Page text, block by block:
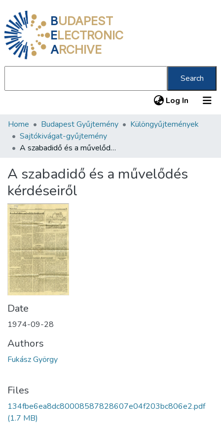
BUDAPEST
ELECTRONIC
ARCHIVE
Search
Log In (current)
Communities & Collections
All of DSpace
About us
Home Budapest Gyűjtemény
Különgyűjtemények
Sajtókivágat-gyűjtemény
A szabadidő és a művelődés kérdéseiről
A szabadidő és a művelődés
kérdéseiről
Date
1974-09-28
Authors
Fukász György
Files
134fbe6ea8dc80008587828607e04f203bc806e2.pdf
(1.7 MB)